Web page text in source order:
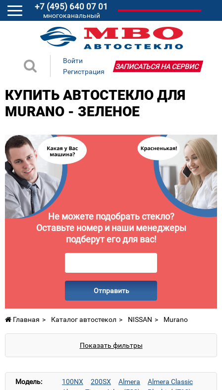
+7 (495) 640 07 01
многоканальный
Войти
Регистрация
ЗАПИСАТЬСЯ НА СЕРВИС
КУПИТЬ АВТОСТЕКЛО ДЛЯ
MURANO - ЗЕЛЕНОЕ
Не можете подобрать стекло?
Оставьте номер и наши менеджеры
подберут его для вас!
Отправить
Главная Каталог автостекол NISSAN Murano
Показать фильтры
Модель: 100NX 200SX Almera
Almera Classic